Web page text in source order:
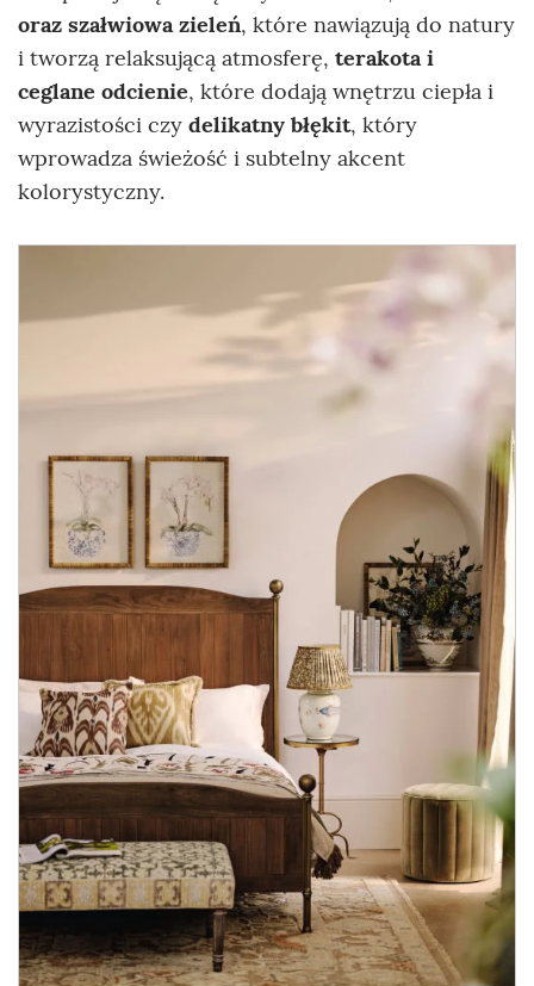
oraz szałwiowa zieleń, które nawiązują do natury
i tworzą relaksującą atmosferę, terakota i
ceglane odcienie, które dodają wnętrzu ciepła i
wyrazistości czy delikatny błękit, który
wprowadza świeżość i subtelny akcent
kolorystyczny.